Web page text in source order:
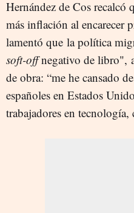
Hernández de Cos recalcó
más inflación al encarecer
lamentó que la política
soft-offnegativo de libro",
de obra: “me he cansado
españoles en Estados
trabajadores en